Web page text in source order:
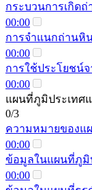
กระบวนการเกิด
00:00
การจำแนกถ่านหิ
00:00
การใช้ประโยชน์
00:00
แผนที่ภูมิประเทศ
0/3
ความหมายของแ
00:00
ข้อมูลในแผนที่ภูมิ
00:00